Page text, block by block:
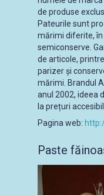
de produse
Pateurile sunt
mărimi diferite,
semiconserve.
de articole,
parizer și
mărimi. Brandul
anul 2002, ideea
la prețuri
Pagina web:
Paste